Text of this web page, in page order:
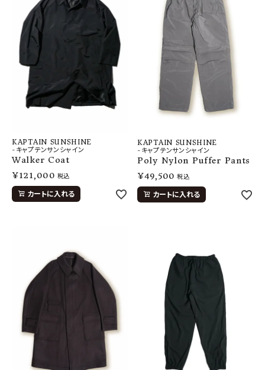
KAPTAIN SUNSHINE
-キャプテンサンシャイン
Walker Coat
¥121,000 税込
カートに入れる
KAPTAIN SUNSHINE
-キャプテンサンシャイン
Poly Nylon Puffer Pants
¥49,500 税込
カートに入れる